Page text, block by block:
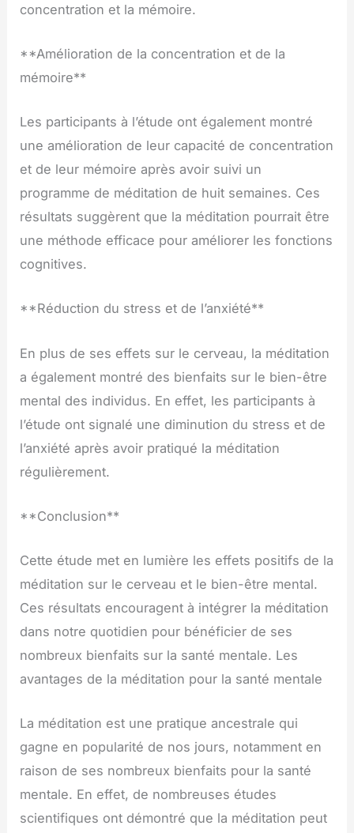
concentration et la mémoire.
**Amélioration de la concentration et de la
mémoire**
Les participants à l’étude ont également montré
une amélioration de leur capacité de concentration
et de leur mémoire après avoir suivi un
programme de méditation de huit semaines. Ces
résultats suggèrent que la méditation pourrait être
une méthode efficace pour améliorer les fonctions
cognitives.
**Réduction du stress et de l’anxiété**
En plus de ses effets sur le cerveau, la méditation
a également montré des bienfaits sur le bien-être
mental des individus. En effet, les participants à
l’étude ont signalé une diminution du stress et de
l’anxiété après avoir pratiqué la méditation
régulièrement.
**Conclusion**
Cette étude met en lumière les effets positifs de la
méditation sur le cerveau et le bien-être mental.
Ces résultats encouragent à intégrer la méditation
dans notre quotidien pour bénéficier de ses
nombreux bienfaits sur la santé mentale. Les
avantages de la méditation pour la santé mentale
La méditation est une pratique ancestrale qui
gagne en popularité de nos jours, notamment en
raison de ses nombreux bienfaits pour la santé
mentale. En effet, de nombreuses études
scientifiques ont démontré que la méditation peut